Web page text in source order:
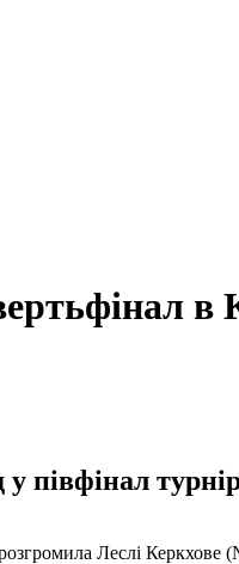
в
півфінал
Леслі Керкхове